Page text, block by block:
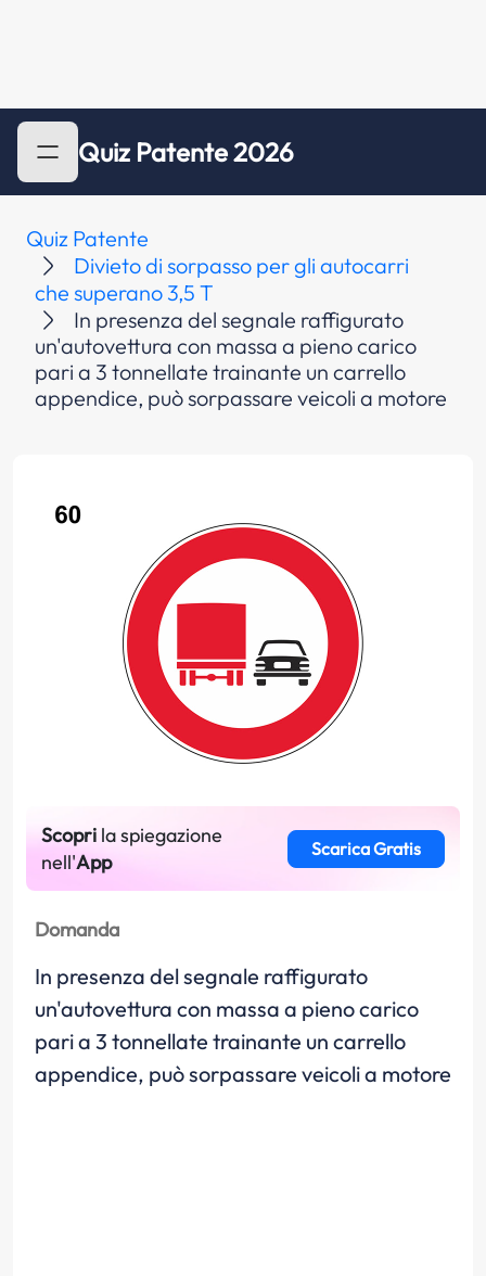
Quiz Patente 2026
Quiz Patente
Divieto di sorpasso per gli autocarri
che superano 3,5 T
In presenza del segnale raffigurato
un'autovettura con massa a pieno carico
pari a 3 tonnellate trainante un carrello
appendice, può sorpassare veicoli a motore
Scopri la spiegazione
nell'App
Scarica Gratis
Domanda
In presenza del segnale raffigurato
un'autovettura con massa a pieno carico
pari a 3 tonnellate trainante un carrello
appendice, può sorpassare veicoli a motore